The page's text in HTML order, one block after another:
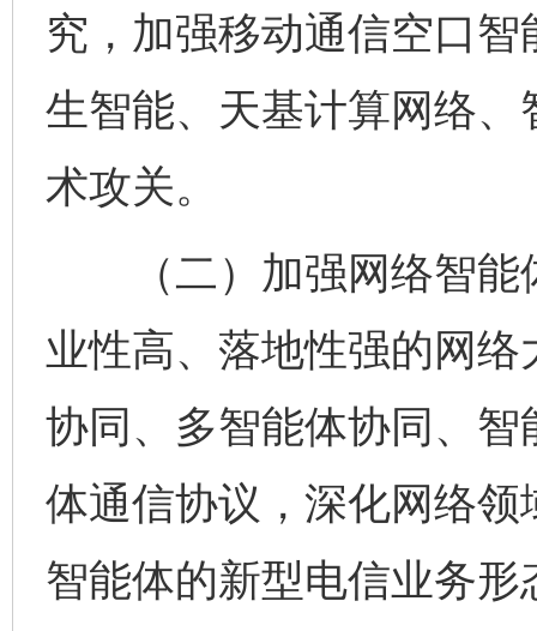
究，加强移动通信空口
生智能、天基计算网络
术攻关。
（二）加强网络智能
业性高、落地性强的网
协同、多智能体协同、
体通信协议，深化网络
智能体的新型电信业务